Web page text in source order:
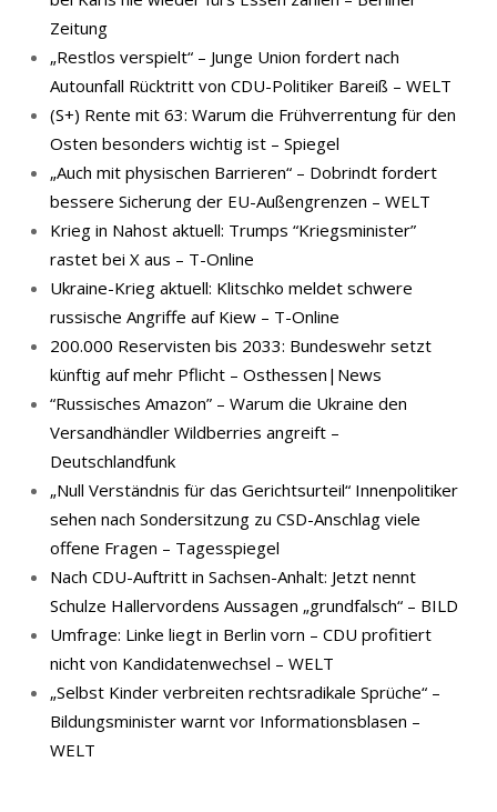
Zeitung
„Restlos verspielt“ – Junge Union fordert nach
Autounfall Rücktritt von CDU-Politiker Bareiß – WELT
(S+) Rente mit 63: Warum die Frühverrentung für den
Osten besonders wichtig ist – Spiegel
„Auch mit physischen Barrieren“ – Dobrindt fordert
bessere Sicherung der EU-Außengrenzen – WELT
Krieg in Nahost aktuell: Trumps “Kriegsminister”
rastet bei X aus – T-Online
Ukraine-Krieg aktuell: Klitschko meldet schwere
russische Angriffe auf Kiew – T-Online
200.000 Reservisten bis 2033: Bundeswehr setzt
künftig auf mehr Pflicht – Osthessen|News
“Russisches Amazon” – Warum die Ukraine den
Versandhändler Wildberries angreift –
Deutschlandfunk
„Null Verständnis für das Gerichtsurteil“ Innenpolitiker
sehen nach Sondersitzung zu CSD-Anschlag viele
offene Fragen – Tagesspiegel
Nach CDU-Auftritt in Sachsen-Anhalt: Jetzt nennt
Schulze Hallervordens Aussagen „grundfalsch“ – BILD
Umfrage: Linke liegt in Berlin vorn – CDU profitiert
nicht von Kandidatenwechsel – WELT
„Selbst Kinder verbreiten rechtsradikale Sprüche“ –
Bildungsminister warnt vor Informationsblasen –
WELT